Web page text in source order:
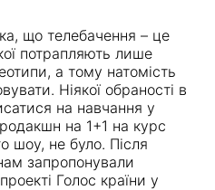
що телебачення – це
потрапляють лише
а тому натомість
Ніякої обраності в
на навчання у
на 1+1 на курс
шоу, не було. Після
запропонували
Голос країни у